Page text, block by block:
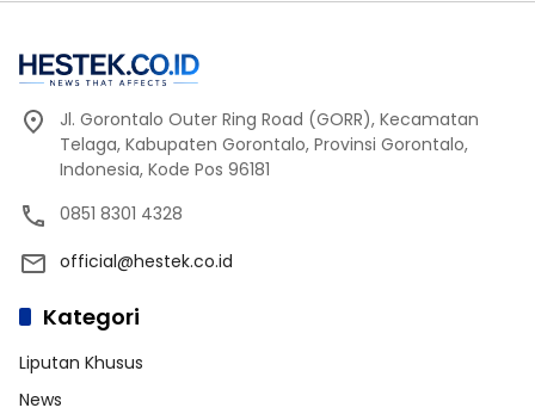
Jl. Gorontalo Outer Ring Road (GORR), Kecamatan
Telaga, Kabupaten Gorontalo, Provinsi Gorontalo,
Indonesia, Kode Pos 96181
0851 8301 4328
official@hestek.co.id
Kategori
Liputan Khusus
News